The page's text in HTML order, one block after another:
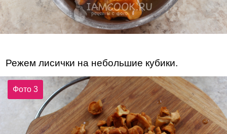
Режем лисички на небольшие кубики.
Фото 3